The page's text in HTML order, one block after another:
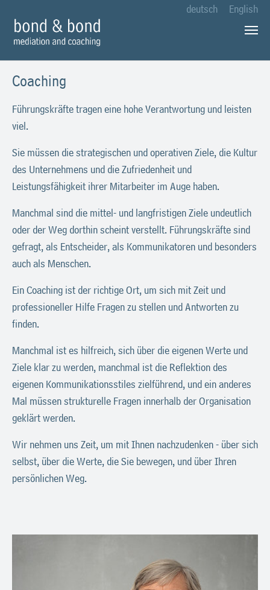
Zum Hauptinhalt springen
deutsch English
Coaching
Führungskräfte tragen eine hohe Verantwortung und leisten
viel.
Sie müssen die strategischen und operativen Ziele, die Kultur
des Unternehmens und die Zufriedenheit und
Leistungsfähigkeit ihrer Mitarbeiter im Auge haben.
Manchmal sind die mittel- und langfristigen Ziele undeutlich
oder der Weg dorthin scheint verstellt. Führungskräfte sind
gefragt, als Entscheider, als Kommunikatoren und besonders
auch als Menschen.
Ein Coaching ist der richtige Ort, um sich mit Zeit und
professioneller Hilfe Fragen zu stellen und Antworten zu
finden.
Manchmal ist es hilfreich, sich über die eigenen Werte und
Ziele klar zu werden, manchmal ist die Reflektion des
eigenen Kommunikationsstiles zielführend, und ein anderes
Mal müssen strukturelle Fragen innerhalb der Organisation
geklärt werden.
Wir nehmen uns Zeit, um mit Ihnen nachzudenken - über sich
selbst, über die Werte, die Sie bewegen, und über Ihren
persönlichen Weg.